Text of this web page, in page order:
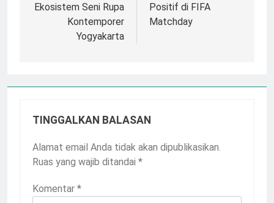
Ekosistem Seni Rupa
Kontemporer
Yogyakarta
Positif di FIFA
Matchday
TINGGALKAN BALASAN
Alamat email Anda tidak akan dipublikasikan.
Ruas yang wajib ditandai *
Komentar *